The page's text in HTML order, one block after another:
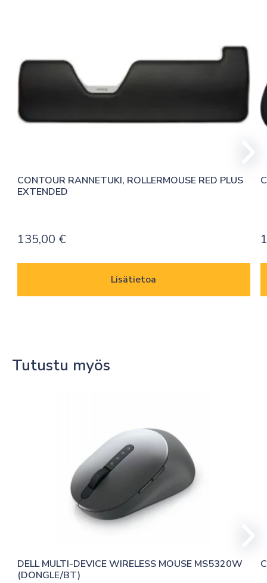
CONTOUR RANNETUKI, ROLLERMOUSE RED PLUS
EXTENDED
135,00 €
Lisätietoa
Tutustu myös
DELL MULTI-DEVICE WIRELESS MOUSE MS5320W
(DONGLE/BT)